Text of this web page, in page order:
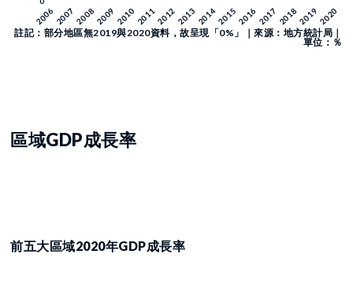
註記：部分地區無2019與2020資料，故呈現「0%」｜來源：地方統計局｜
單位：％
區域GDP成長率
前五大區域2020年GDP成長率